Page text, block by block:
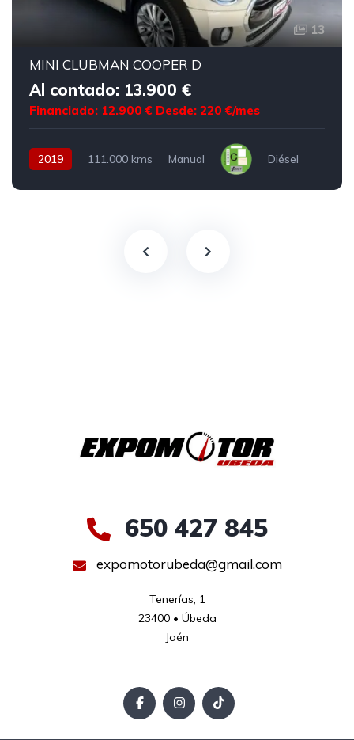
13
MINI CLUBMAN COOPER D
Al contado: 13.900 €
Financiado: 12.900 € Desde: 220 €/mes
2019 111.000 kms Manual Diésel
650 427 845
expomotorubeda@gmail.com
Tenerías, 1
23400 • Úbeda
Jaén